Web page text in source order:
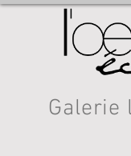
Galerie